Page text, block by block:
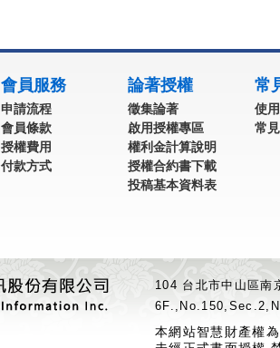
會員服務
申請流程
會員條款
授權費用
付款方式
論著授權
徵集論著
啟用授權專區
權利金計算說明
授權合約書下載
投稿基本資料表
常
使
常
104 台北市中山區
本網站智慧財產權